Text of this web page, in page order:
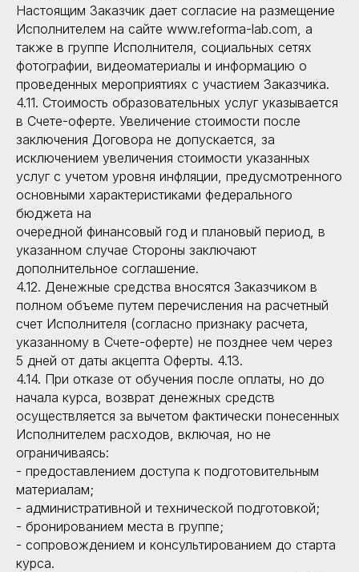
Настоящим Заказчик дает согласие на размещение
Исполнителем на сайте www.reforma-lab.com, а
также в группе Исполнителя, социальных сетях
фотографии, видеоматериалы и информацию о
проведенных мероприятиях с участием Заказчика.
4.11. Стоимость образовательных услуг указывается
в Счете-оферте. Увеличение стоимости после
заключения Договора не допускается, за
исключением увеличения стоимости указанных
услуг с учетом уровня инфляции, предусмотренного
основными характеристиками федерального
бюджета на
очередной финансовый год и плановый период, в
указанном случае Стороны заключают
дополнительное соглашение.
4.12. Денежные средства вносятся Заказчиком в
полном объеме путем перечисления на расчетный
счет Исполнителя (согласно признаку расчета,
указанному в Счете-оферте) не позднее чем через
5 дней от даты акцепта Оферты. 4.13.
4.14. При отказе от обучения после оплаты, но до
начала курса, возврат денежных средств
осуществляется за вычетом фактически понесенных
Исполнителем расходов, включая, но не
ограничиваясь:
- предоставлением доступа к подготовительным
материалам;
- административной и технической подготовкой;
- бронированием места в группе;
- сопровождением и консультированием до старта
курса.